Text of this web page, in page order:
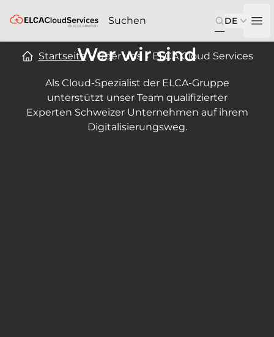
ELCA DE
Startseite Über uns ELCA Cloud Services
Wer wir sind
Als Cloud-Spezialist der ELCA-Gruppe
unterstützt unser Team qualifizierter
Experten Schweizer Unternehmen auf ihrem
Digitalisierungsweg.